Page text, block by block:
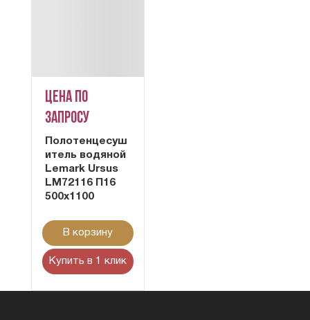
Цена по
запросу
Полотенцесуш
итель водяной
Lemark Ursus
LM72116 П16
500x1100
В корзину
Купить в 1 клик